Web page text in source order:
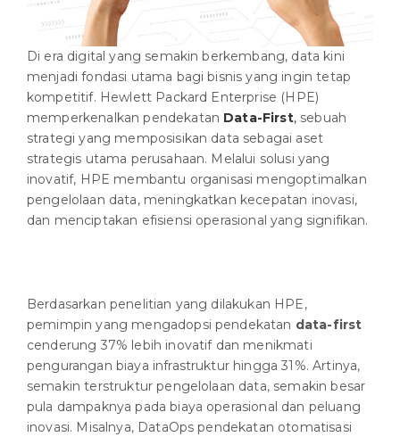
Di era digital yang semakin berkembang, data kini
menjadi fondasi utama bagi bisnis yang ingin tetap
kompetitif. Hewlett Packard Enterprise (HPE)
memperkenalkan pendekatan Data-First,sebuah
strategi yang memposisikan data sebagai aset
strategis utama perusahaan. Melalui solusi yang
inovatif, HPE membantu organisasi mengoptimalkan
pengelolaan data, meningkatkan kecepatan inovasi,
dan menciptakan efisiensi operasional yang signifikan.
Berdasarkan penelitian yang dilakukan HPE,
pemimpin yang mengadopsi pendekatan data-first
cenderung 37% lebih inovatif dan menikmati
pengurangan biaya infrastruktur hingga 31%. Artinya,
semakin terstruktur pengelolaan data, semakin besar
pula dampaknya pada biaya operasional dan peluang
inovasi. Misalnya, DataOps pendekatan otomatisasi